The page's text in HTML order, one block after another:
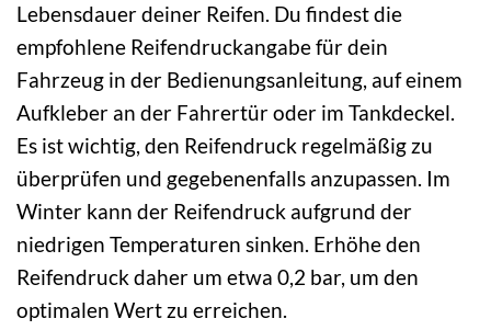
Lebensdauer deiner Reifen. Du findest die
empfohlene Reifendruckangabe für dein
Fahrzeug in der Bedienungsanleitung, auf einem
Aufkleber an der Fahrertür oder im Tankdeckel.
Es ist wichtig, den Reifendruck regelmäßig zu
überprüfen und gegebenenfalls anzupassen. Im
Winter kann der Reifendruck aufgrund der
niedrigen Temperaturen sinken. Erhöhe den
Reifendruck daher um etwa 0,2 bar, um den
optimalen Wert zu erreichen.